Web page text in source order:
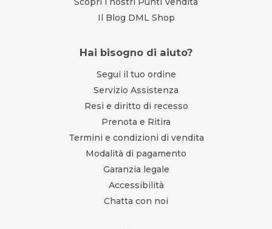
Il Blog DML Shop
Hai bisogno di aiuto?
Segui il tuo ordine
Servizio Assistenza
Resi e diritto di recesso
Prenota e Ritira
Termini e condizioni di vendita
Modalità di pagamento
Garanzia legale
Accessibilità
Chatta con noi